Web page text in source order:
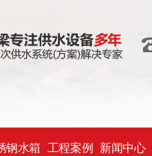
钢水箱 工程案例 新闻中心